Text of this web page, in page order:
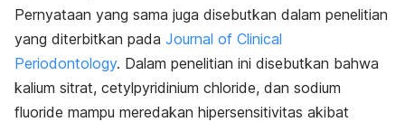
Pernyataan yang sama juga disebutkan dalam penelitian
yang diterbitkan pada Journal of Clinical
Periodontology. Dalam penelitian ini disebutkan bahwa
kalium sitrat, cetylpyridinium chloride, dan sodium
fluoride mampu meredakan hipersensitivitas akibat